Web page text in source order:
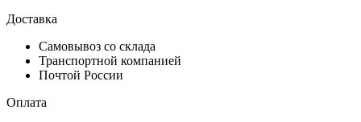
Доставка
Самовывоз со склада
Транспортной компанией
Почтой России
Оплата